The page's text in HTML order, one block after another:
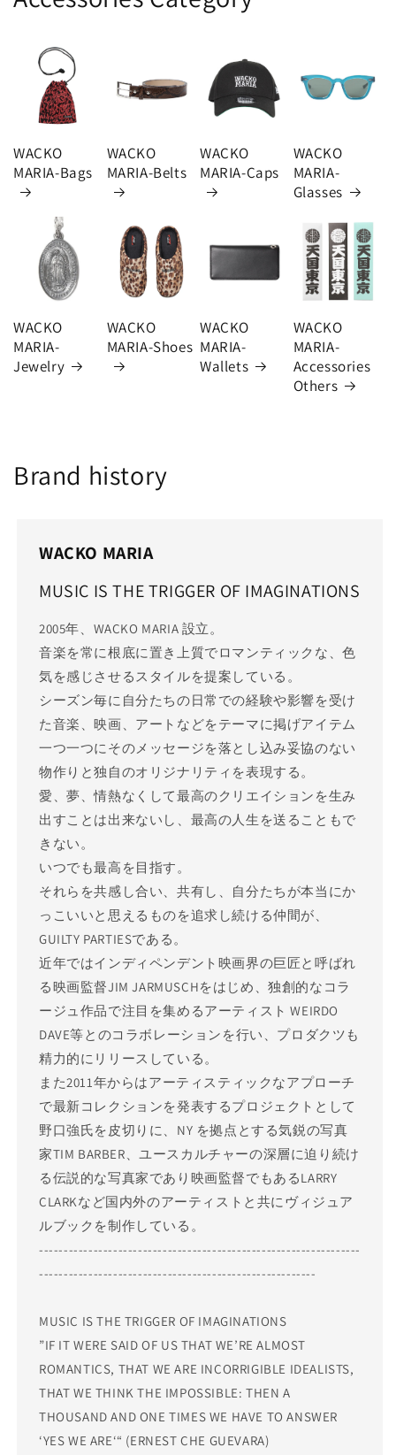
WACKO
MARIA-Bags
WACKO
MARIA-Belts
WACKO
MARIA-Caps
WACKO
MARIA-
Glasses
WACKO
MARIA-
Jewelry
WACKO
MARIA-Shoes
WACKO
MARIA-
Wallets
WACKO
MARIA-
Accessories
Others
Brand history
WACKO MARIA
MUSIC IS THE TRIGGER OF IMAGINATIONS
2005年、WACKO MARIA 設立。
音楽を常に根底に置き上質でロマンティックな、色
気を感じさせるスタイルを提案している。
シーズン毎に自分たちの日常での経験や影響を受け
た音楽、映画、アートなどをテーマに掲げアイテム
一つ一つにそのメッセージを落とし込み妥協のない
物作りと独自のオリジナリティを表現する。
愛、夢、情熱なくして最高のクリエイションを生み
出すことは出来ないし、最高の人生を送ることもで
きない。
いつでも最高を目指す。
それらを共感し合い、共有し、自分たちが本当にか
っこいいと思えるものを追求し続ける仲間が、
GUILTY PARTIESである。
近年ではインディペンデント映画界の巨匠と呼ばれ
る映画監督JIM JARMUSCHをはじめ、独創的なコラ
ージュ作品で注目を集めるアーティスト WEIRDO
DAVE等とのコラボレーションを行い、プロダクツも
精力的にリリースしている。
また2011年からはアーティスティックなアプローチ
で最新コレクションを発表するプロジェクトとして
野口強氏を皮切りに、NY を拠点とする気鋭の写真
家TIM BARBER、ユースカルチャーの深層に迫り続け
る伝説的な写真家であり映画監督でもあるLARRY
CLARKなど国内外のアーティストと共にヴィジュア
ルブックを制作している。
-----------------------------------------------------------------
--------------------------------------------------------
MUSIC IS THE TRIGGER OF IMAGINATIONS
”IF IT WERE SAID OF US THAT WE’RE ALMOST
ROMANTICS, THAT WE ARE INCORRIGIBLE IDEALISTS,
THAT WE THINK THE IMPOSSIBLE: THEN A
THOUSAND AND ONE TIMES WE HAVE TO ANSWER
‘YES WE ARE‘“ (ERNEST CHE GUEVARA)